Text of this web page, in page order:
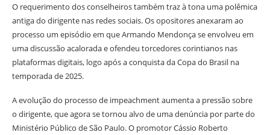
O requerimento dos conselheiros também traz à tona uma polêmica
antiga do dirigente nas redes sociais. Os opositores anexaram ao
processo um episódio em que Armando Mendonça se envolveu em
uma discussão acalorada e ofendeu torcedores corintianos nas
plataformas digitais, logo após a conquista da Copa do Brasil na
temporada de 2025.
A evolução do processo de impeachment aumenta a pressão sobre
o dirigente, que agora se tornou alvo de uma denúncia por parte do
Ministério Público de São Paulo. O promotor Cássio Roberto